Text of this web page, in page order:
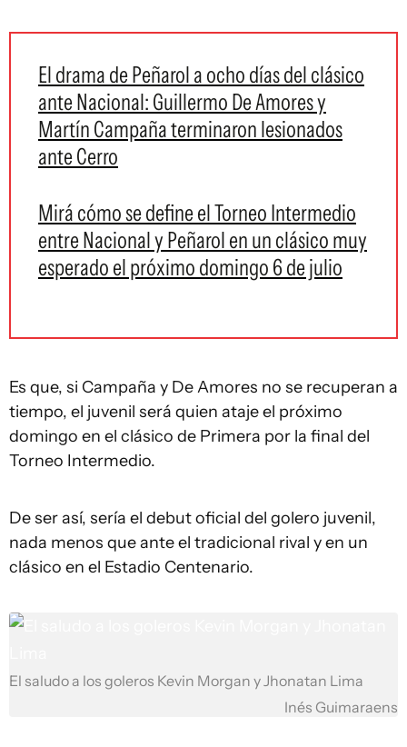
El drama de Peñarol a ocho días del clásico
ante Nacional: Guillermo De Amores y
Martín Campaña terminaron lesionados
ante Cerro
Mirá cómo se define el Torneo Intermedio
entre Nacional y Peñarol en un clásico muy
esperado el próximo domingo 6 de julio
Es que, si Campaña y De Amores no se recuperan a
tiempo, el juvenil será quien ataje el próximo
domingo en el clásico de Primera por la final del
Torneo Intermedio.
De ser así, sería el debut oficial del golero juvenil,
nada menos que ante el tradicional rival y en un
clásico en el Estadio Centenario.
El saludo a los goleros Kevin Morgan y Jhonatan Lima
Inés Guimaraens